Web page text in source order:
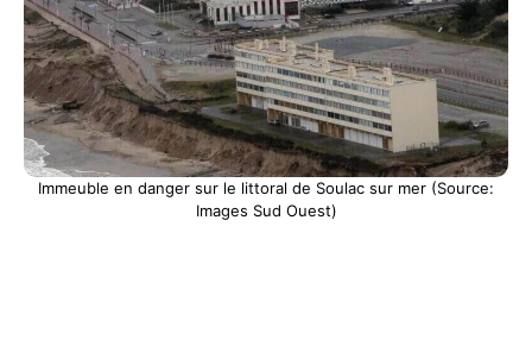
Immeuble en danger sur le littoral de Soulac sur mer (Source:
Images Sud Ouest)